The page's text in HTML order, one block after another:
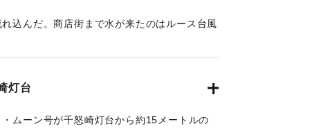
込んだ。商店街まで水が来たのはルース台風
灯台
ムーン号が千怒崎灯台から約15メートルの